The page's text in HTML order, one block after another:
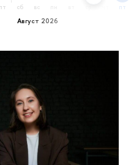
пт
Август 2026
сб вс пт